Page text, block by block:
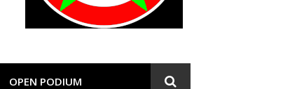
OPEN PODIUM